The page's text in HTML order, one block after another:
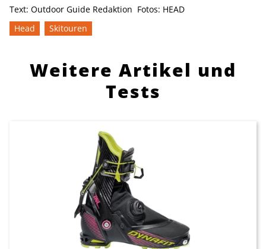
Text: Outdoor Guide Redaktion Fotos: HEAD
Head
Skitouren
Weitere Artikel und
Tests